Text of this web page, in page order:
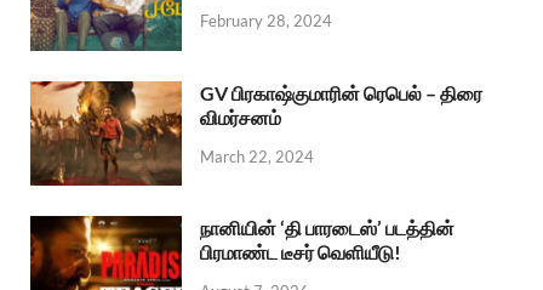
February 28, 2024
GV பிரகாஷ்குமாரின் ரெபெல் – திரை
விமர்சனம்
March 22, 2024
நானியின் ‘தி பாரடைஸ்’ படத்தின்
பிரமாண்ட டீசர் வெளியீடு!